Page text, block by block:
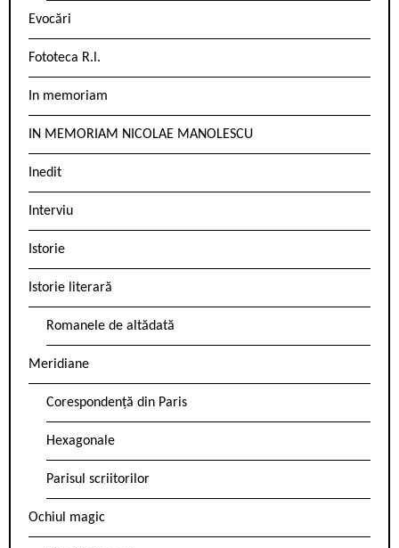
Evocări
Fototeca R.l.
In memoriam
IN MEMORIAM NICOLAE MANOLESCU
Inedit
Interviu
Istorie
Istorie literară
Romanele de altădată
Meridiane
Corespondență din Paris
Hexagonale
Parisul scriitorilor
Ochiul magic